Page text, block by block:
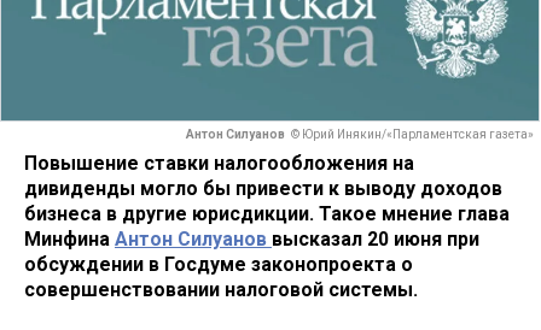
Антон Силуанов © Юрий Инякин/«Парламентская газета»
Повышение ставки налогообложения на
дивиденды могло бы привести к выводу доходов
бизнеса в другие юрисдикции. Такое мнение глава
Минфина Антон Силуанов высказал 20 июня при
обсуждении в Госдуме законопроекта о
совершенствовании налоговой системы.